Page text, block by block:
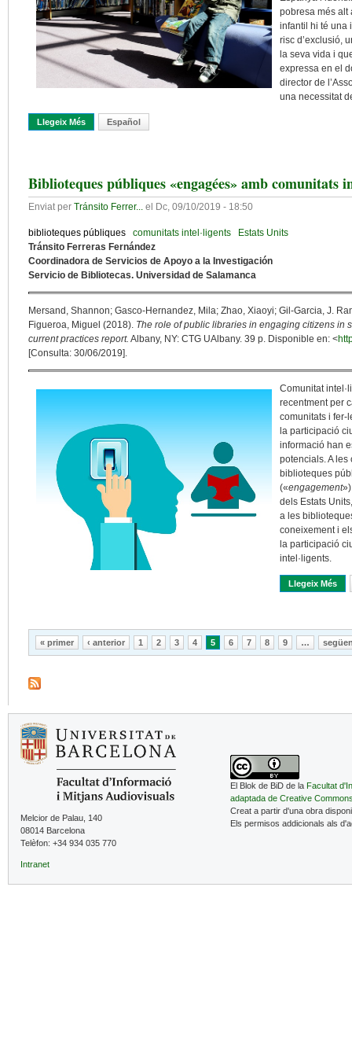
pobresa més alt
infantil hi té una
risc d’exclusió,
la seva vida i
expressa en el
director de
una necessitat
Llegeix Més Sobre Invertir En La Biblioteca, Invertir En La Igualtat
Español
Biblioteques públiques «engagées» amb comunitats
Enviat per Tránsito Ferrer... el Dc, 09/10/2019 - 18:50
biblioteques públiques comunitats intel·ligents
Estats Units
Tránsito Ferreras Fernández
Coordinadora de Servicios de Apoyo a la Investigación
Servicio de Bibliotecas. Universidad de Salamanca
Mersand, Shannon; Gasco-Hernandez, Mila; Zhao, Xiaoyi; Gil-Garcia, J.
Figueroa, Miguel (2018). The role of public libraries in engaging citizens in
current practices report. Albany, NY: CTG UAlbany. 39 p. Disponible en: <
[Consulta: 30/06/2019].
Comunitat
recentment per
comunitats i fer-
la participació
informació han
potencials. A les
biblioteques
(«engagement
dels Estats
a les
coneixement i
la participació
intel·ligents.
Llegeix Més
Pàgines
« primer ‹ anterior 1 2 3 4 5 6 7 8 9 …
Melcior de Palau, 140
08014 Barcelona
Telèfon: +34 934 035 770
Intranet
El Blok de BiD de la Facultat
adaptada de Creative
Creat a partir d'una obra
Els permisos addicionals als